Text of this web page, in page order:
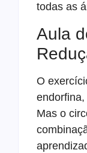
todas as
Aula
O
Mas o